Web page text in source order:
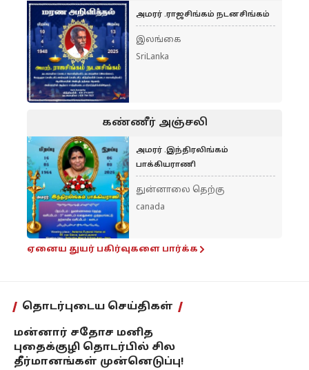
அமரர் .ராஜசிங்கம் நடனசிங்கம்
இலங்கை
SriLanka
கண்ணீர் அஞ்சலி
அமரர் .இந்திரலிங்கம்
பாக்கியராணி
துன்னாலை தெற்கு
canada
ஏனைய துயர் பகிர்வுகளை பார்க்க
தொடர்புடைய செய்திகள்
மன்னார் சதோச மனித
புதைக்குழி தொடர்பில் சில
தீர்மானங்கள் முன்னெடுப்பு!